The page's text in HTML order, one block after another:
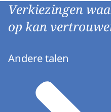
Verkiezingen
op kan
Andere talen